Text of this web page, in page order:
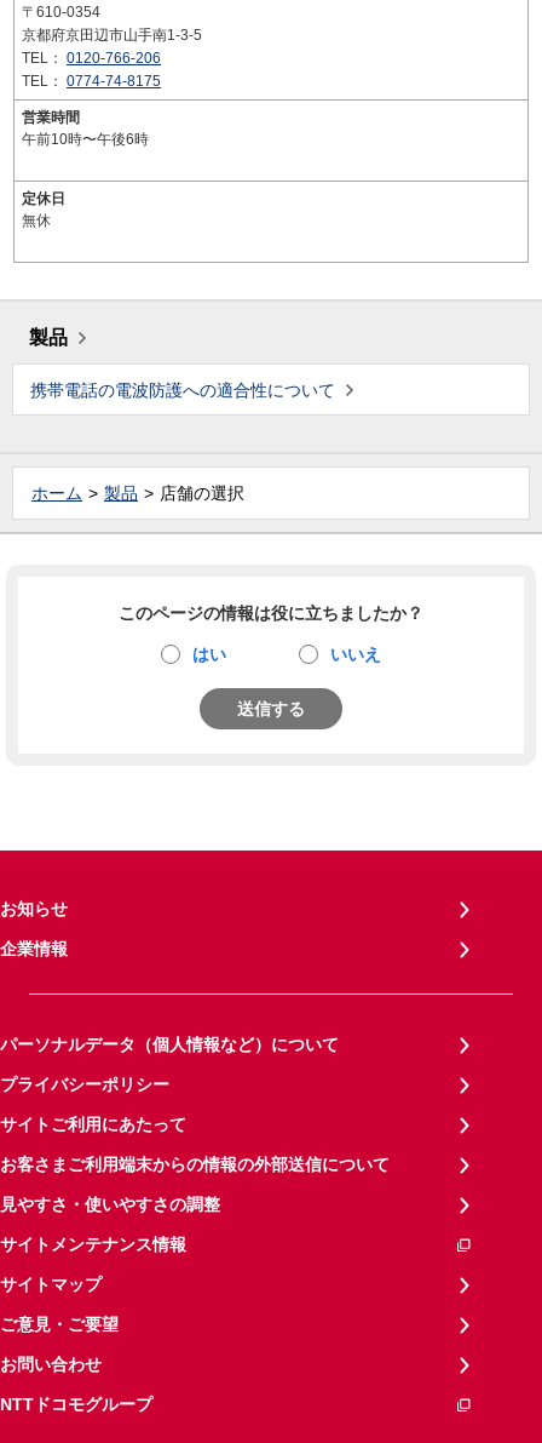
〒610-0354
京都府京田辺市山手南1-3-5
TEL： 0120-766-206
TEL： 0774-74-8175
営業時間
午前10時〜午後6時
定休日
無休
製品
携帯電話の電波防護への適合性について
ホーム 製品 店舗の選択
このページの情報は役に立ちましたか？
はい いいえ
送信する
お知らせ
企業情報
パーソナルデータ（個人情報など）について
プライバシーポリシー
サイトご利用にあたって
お客さまご利用端末からの情報の外部送信について
見やすさ・使いやすさの調整
サイトメンテナンス情報
サイトマップ
ご意見・ご要望
お問い合わせ
NTTドコモグループ